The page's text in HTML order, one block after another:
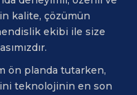
kalite, çözümün
ekibi ile size
ön planda tutarken,
teknolojinin en son